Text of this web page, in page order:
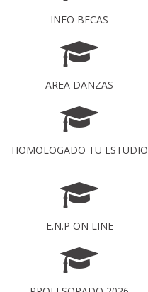
INFO BECAS
AREA DANZAS
HOMOLOGADO TU ESTUDIO
E.N.P ON LINE